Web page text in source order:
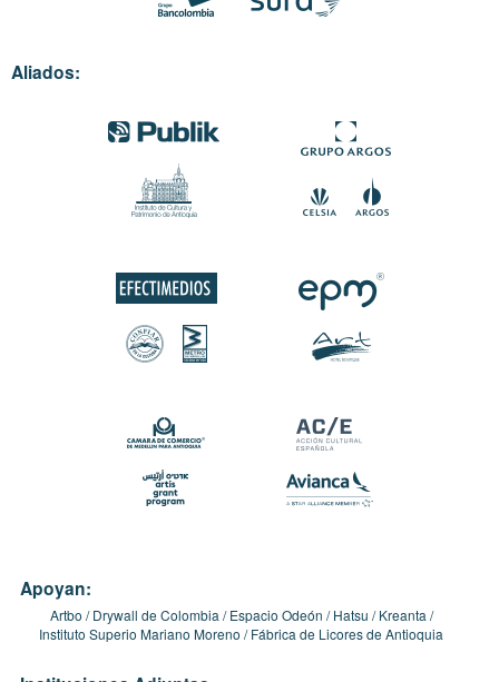
Aliados:
Apoyan:
Artbo Drywall de Colombia Espacio Odeón Hatsu
Kreanta
Instituto Superio Mariano Moreno
Fábrica de Licores de Antioquia